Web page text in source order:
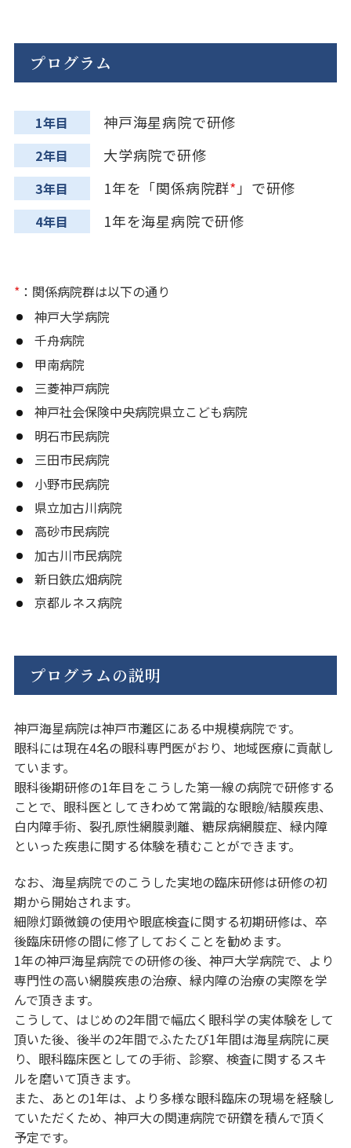
プログラム
1年目 神戸海星病院で研修
2年目 大学病院で研修
3年目 1年を「関係病院群*」で研修
4年目 1年を海星病院で研修
*：関係病院群は以下の通り
神戸大学病院
千舟病院
甲南病院
三菱神戸病院
神戸社会保険中央病院県立こども病院
明石市民病院
三田市民病院
小野市民病院
県立加古川病院
高砂市民病院
加古川市民病院
新日鉄広畑病院
京都ルネス病院
プログラムの説明
神戸海星病院は神戸市灘区にある中規模病院です。
眼科には現在4名の眼科専門医がおり、地域医療に貢献し
ています。
眼科後期研修の1年目をこうした第一線の病院で研修する
ことで、眼科医としてきわめて常識的な眼瞼/結膜疾患、
白内障手術、裂孔原性網膜剥離、糖尿病網膜症、緑内障
といった疾患に関する体験を積むことができます。
なお、海星病院でのこうした実地の臨床研修は研修の初
期から開始されます。
細隙灯顕微鏡の使用や眼底検査に関する初期研修は、卒
後臨床研修の間に修了しておくことを勧めます。
1年の神戸海星病院での研修の後、神戸大学病院で、より
専門性の高い網膜疾患の治療、緑内障の治療の実際を学
んで頂きます。
こうして、はじめの2年間で幅広く眼科学の実体験をして
頂いた後、後半の2年間でふたたび1年間は海星病院に戻
り、眼科臨床医としての手術、診察、検査に関するスキ
ルを磨いて頂きます。
また、あとの1年は、より多様な眼科臨床の現場を経験し
ていただくため、神戸大の関連病院で研鑽を積んで頂く
予定です。